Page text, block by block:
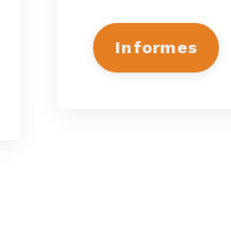
Informes